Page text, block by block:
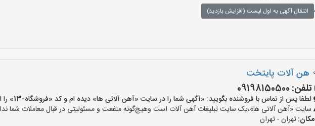
انتقال آگهی به اول لیست (افزایش بازدید)
هن آلات پایتخت
تلفن: 09198150500
لطفا پس از تماس با فروشنده بگویید: «آگهی شما را در سایت «آهن آلاتی ها» دیده ام و کد «فروشگاه-13» را اعلام کنید»
سایت «آهن آلاتی ها»،یک سایت تبلیغات آهن آلات است وهیچ‌گونه منفعت و مسئولیتی در قبال معاملات شما
مکان:تهران - تهران